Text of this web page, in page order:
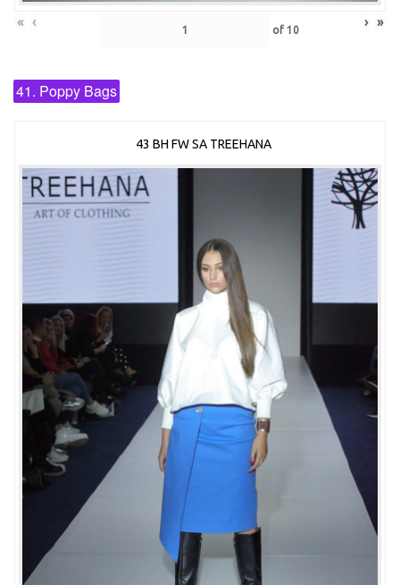
« ‹ of 10 › »
41. Poppy Bags
43 BH FW SA TREEHANA